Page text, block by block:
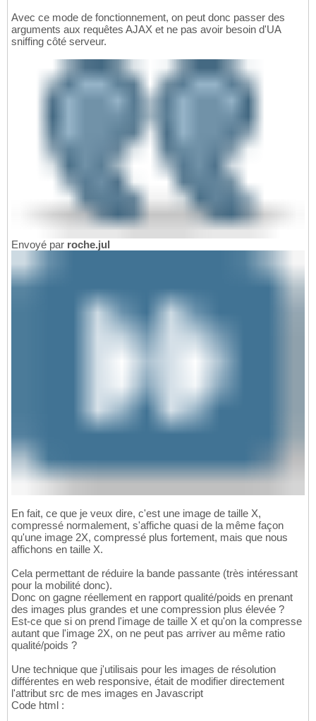
Avec ce mode de fonctionnement, on peut donc passer des
arguments aux requêtes AJAX et ne pas avoir besoin d'UA
sniffing côté serveur.
Envoyé par roche.jul
En fait, ce que je veux dire, c'est une image de taille X,
compressé normalement, s'affiche quasi de la même façon
qu'une image 2X, compressé plus fortement, mais que nous
affichons en taille X.
Cela permettant de réduire la bande passante (très intéressant
pour la mobilité donc).
Donc on gagne réellement en rapport qualité/poids en prenant
des images plus grandes et une compression plus élevée ?
Est-ce que si on prend l'image de taille X et qu'on la compresse
autant que l'image 2X, on ne peut pas arriver au même ratio
qualité/poids ?
Une technique que j'utilisais pour les images de résolution
différentes en web responsive, était de modifier directement
l'attribut src de mes images en Javascript
Code html :